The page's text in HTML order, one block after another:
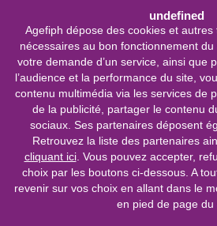
undefined
Agefiph dépose des cookies et
nécessaires au bon fonctionnement
votre demande d’un service, ainsi que
l’audience et la performance du site,
contenu multimédia via les services de
de la publicité, partager le contenu
sociaux. Ses partenaires déposent
Retrouvez la liste des partenaires
cliquant ici. Vous pouvez accepter,
choix par les boutons ci-dessous. A
revenir sur vos choix en allant dans le
en pied de page du
Nous suivre
Youtube
Linkedin
Facebook
0 800 11 10 09
Service &
appel gratuits